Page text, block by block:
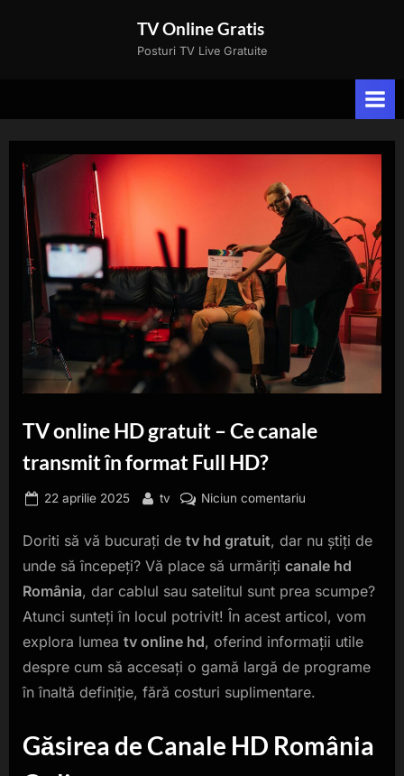
TV Online Gratis
Posturi TV Live Gratuite
TV online HD gratuit – Ce canale
transmit în format Full HD?
Posted
22 aprilie 2025 By
tv Niciun comentariula
online
HD
–
Ce
canale
transmit
HD?
Doriti să vă bucurați de tv hd gratuit, dar nu știți de
unde să începeți? Vă place să urmăriți canale hd
România, dar cablul sau satelitul sunt prea scumpe?
Atunci sunteți în locul potrivit! În acest articol, vom
explora lumea tv online hd, oferind informații utile
despre cum să accesați o gamă largă de programe
în înaltă definiție, fără costuri suplimentare.
Găsirea deCanale HD România